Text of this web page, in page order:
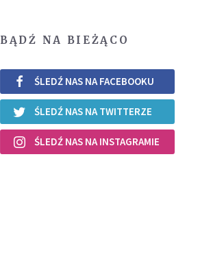
BĄDŹ NA BIEŻĄCO
ŚLEDŹ NAS NA FACEBOOKU
ŚLEDŹ NAS NA TWITTERZE
ŚLEDŹ NAS NA INSTAGRAMIE